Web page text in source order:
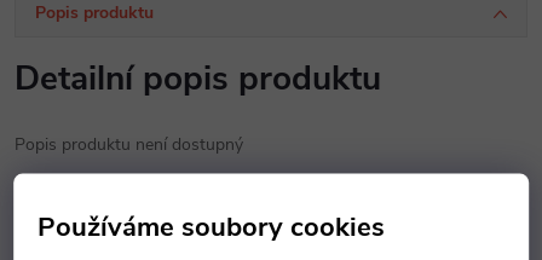
Používáme soubory cookies
Popis produktu
Detailní popis produktu
Popis produktu není dostupný
Parametry produktu